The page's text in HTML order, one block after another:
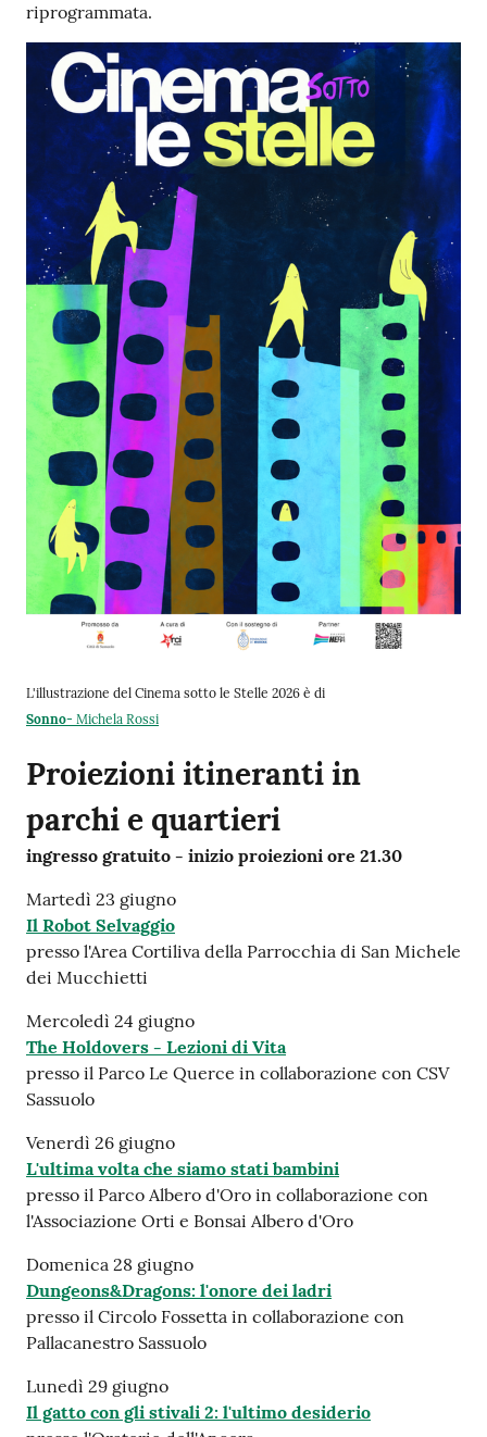
riprogrammata.
L'illustrazione del Cinema sotto le Stelle 2026 è di
Sonno- Michela Rossi
Proiezioni itineranti in
parchi e quartieri
ingresso gratuito - inizio proiezioni ore 21.30
Martedì 23 giugno
Il Robot Selvaggio
presso l'Area Cortiliva della Parrocchia di San Michele
dei Mucchietti
Mercoledì 24 giugno
The Holdovers - Lezioni di Vita
presso il Parco Le Querce in collaborazione con CSV
Sassuolo
Venerdì 26 giugno
L'ultima volta che siamo stati bambini
presso il Parco Albero d'Oro in collaborazione con
l'Associazione Orti e Bonsai Albero d'Oro
Domenica 28 giugno
Dungeons&Dragons: l'onore dei ladri
presso il Circolo Fossetta in collaborazione con
Pallacanestro Sassuolo
Lunedì 29 giugno
Il gatto con gli stivali 2: l'ultimo desiderio